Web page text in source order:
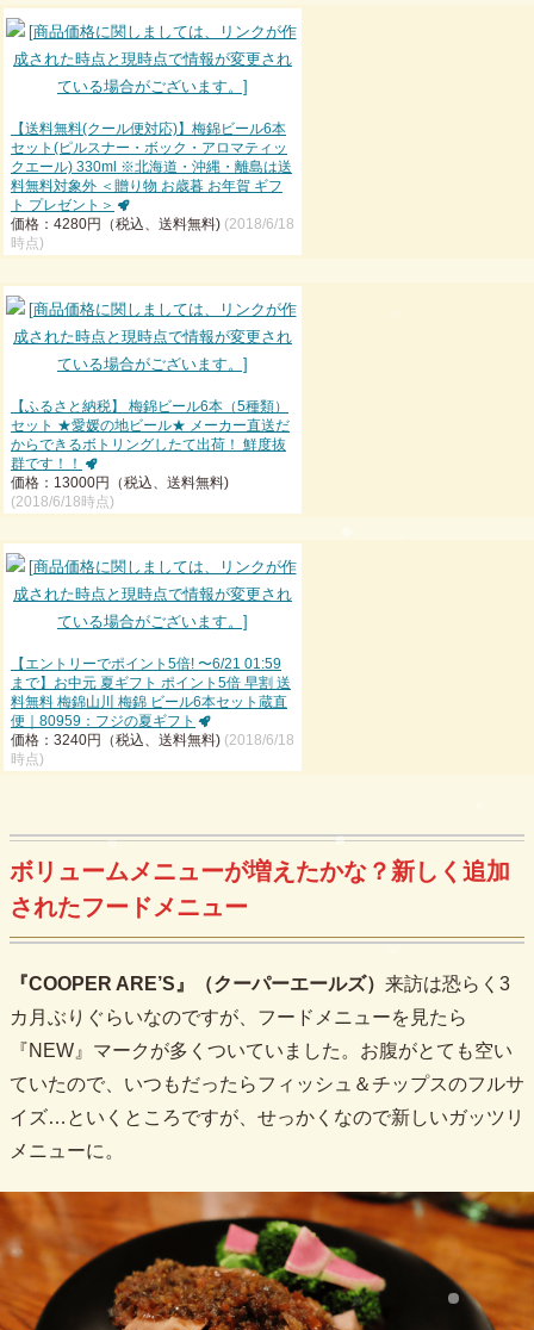
【送料無料(クール便対応)】梅錦ビール6本
セット(ピルスナー・ボック・アロマティッ
クエール) 330ml ※北海道・沖縄・離島は送
料無料対象外 ＜贈り物 お歳暮 お年賀 ギフ
ト プレゼント＞
価格：4280円（税込、送料無料) (2018/6/18
時点)
【ふるさと納税】 梅錦ビール6本（5種類）
セット ★愛媛の地ビール★ メーカー直送だ
からできるボトリングしたて出荷！ 鮮度抜
群です！！
価格：13000円（税込、送料無料)
(2018/6/18時点)
【エントリーでポイント5倍! 〜6/21 01:59
まで】お中元 夏ギフト ポイント5倍 早割 送
料無料 梅錦山川 梅錦 ビール6本セット蔵直
便｜80959：フジの夏ギフト
価格：3240円（税込、送料無料) (2018/6/18
時点)
ボリュームメニューが増えたかな？新しく追加
されたフードメニュー
『COOPER ARE’S』（クーパーエールズ） 来訪は恐らく3
カ月ぶりぐらいなのですが、フードメニューを見たら
『NEW』マークが多くついていました。お腹がとても空い
ていたので、いつもだったらフィッシュ＆チップスのフルサ
イズ…といくところですが、せっかくなので新しいガッツリ
メニューに。